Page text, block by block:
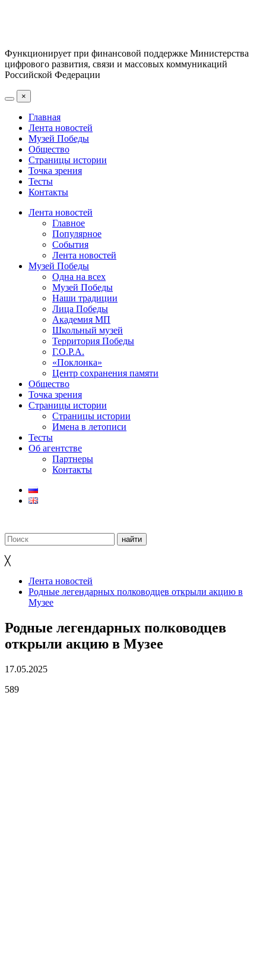
Функционирует при финансовой поддержке Министерства
цифрового развития, связи и массовых коммуникаций
Российской Федерации
×
Главная
Лента новостей
Музей Победы
Общество
Страницы истории
Точка зрения
Тесты
Контакты
Лента новостей
Главное
Популярное
События
Лента новостей
Музей Победы
Одна на всех
Музей Победы
Наши традиции
Лица Победы
Академия МП
Школьный музей
Территория Победы
Г.О.Р.А.
«Поклонка»
Центр сохранения памяти
Общество
Точка зрения
Страницы истории
Страницы истории
Имена в летописи
Тесты
Об агентстве
Партнеры
Контакты
╳
Лента новостей
Родные легендарных полководцев открыли акцию в
Музее
Родные легендарных полководцев
открыли акцию в Музее
17.05.2025
589